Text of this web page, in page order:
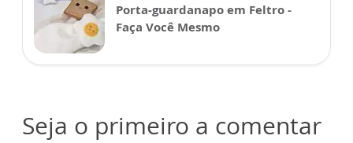
Porta-guardanapo em Feltro -
Faça Você Mesmo
Seja o primeiro a comentar